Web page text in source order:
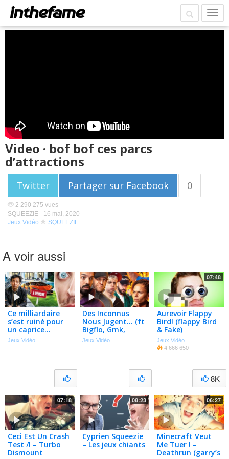
Video · bof bof ces parcs
d’attractions
Twitter Partager sur Facebook 0
2 290 275 vues
SQUEEZIE - 16 mai, 2020
Jeux Vidéo
SQUEEZIE
A voir aussi
Ce milliardaire
s’est ruiné pour
un caprice…
Jeux Vidéo
Des Inconnus
Nous Jugent… (ft
Bigflo, Gmk,
Anyme, Oli)
Jeux Vidéo
07:48
Aurevoir Flappy
Bird! (flappy Bird
& Fake)
Jeux Vidéo
4 666 650
8K
07:18
Ceci Est Un Crash
Test /! – Turbo
Dismount
08:23
Cyprien Squeezie
– Les jeux chiants
06:27
Minecraft Veut
Me Tuer ! –
Deathrun (garry’s